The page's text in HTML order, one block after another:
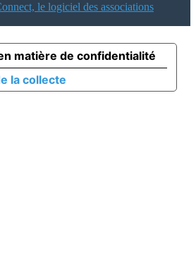
le logiciel des associations
la collecte
matière de confidentialité